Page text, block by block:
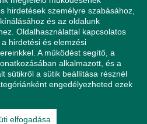
2023 - Minden jog fenntartva!
Levente utca 14/A
érzi magát, a magatartása
a környezetében élőket, azonnal
(telefon: 112).
Pszichológia Kft. nem vállal
hirdetések személyre szabásához,
és az oldalunk
Oldalhasználattal kapcsolatos
hirdetési és elemzési
A működést segítő, a
alkalmazott, és a
sütikről a sütik beállítása résznél
engedélyezheted ezek
elfogadása